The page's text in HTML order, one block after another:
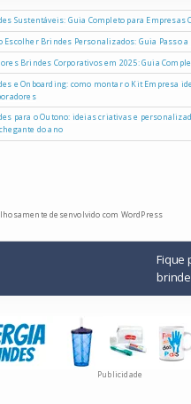
Sustentáveis: Guia Completo para Empresas
Escolher Brindes Personalizados: Guia Passo a
Brindes Corporativos em 2025: Guia
e Onboarding: como montar o Kit Empresa
para o Outono: ideias criativas e
do ano
desenvolvido com WordPress
Fique
Publicidade